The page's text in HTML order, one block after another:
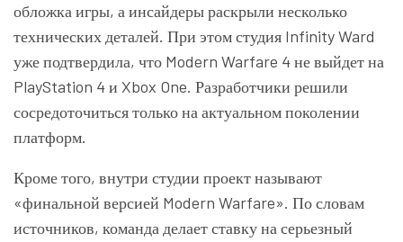
обложка игры, а инсайдеры раскрыли несколько
технических деталей. При этом студия Infinity Ward
уже подтвердила, что Modern Warfare 4 не выйдет на
PlayStation 4 и Xbox One. Разработчики решили
сосредоточиться только на актуальном поколении
платформ.
Кроме того, внутри студии проект называют
«финальной версией Modern Warfare». По словам
источников, команда делает ставку на серьезный